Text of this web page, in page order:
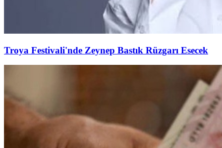
Troya Festivali'nde Zeynep Bastık Rüzgarı Esecek